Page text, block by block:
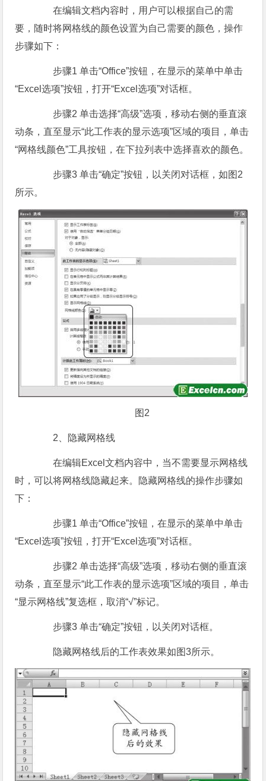
在编辑文档内容时，用户可以根据自己的需
要，随时将网格线的颜色设置为自己需要的颜色，操作
步骤如下：
步骤1 单击“Office”按钮，在显示的菜单中单击
“Excel选项”按钮，打开“Excel选项”对话框。
步骤2 单击选择“高级”选项，移动右侧的垂直滚
动条，直至显示“此工作表的显示选项”区域的项目，单击
“网格线颜色”工具按钮，在下拉列表中选择喜欢的颜色。
步骤3 单击“确定”按钮，以关闭对话框，如图2
所示。
图2
2、隐藏网格线
在编辑Excel文档内容中，当不需要显示网格线
时，可以将网格线隐藏起来。隐藏网格线的操作步骤如
下：
步骤1 单击“Office”按钮，在显示的菜单中单击
“Excel选项”按钮，打开“Excel选项”对话框。
步骤2 单击选择“高级”选项，移动右侧的垂直滚
动条，直至显示“此工作表的显示选项”区域的项目，单击
“显示网格线”复选框，取消“√”标记。
步骤3 单击“确定”按钮，以关闭对话框。
隐藏网格线后的工作表效果如图3所示。